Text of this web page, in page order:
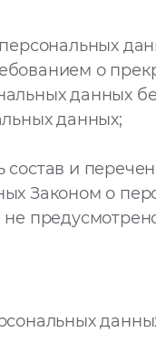
о
данных
данных;
состав и
Законом о